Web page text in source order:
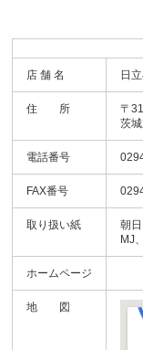
店 舗 名 日
住 所
〒
茨
電話番号
FAX番号
取り扱い紙
朝
MJ
ホームページ
地 図